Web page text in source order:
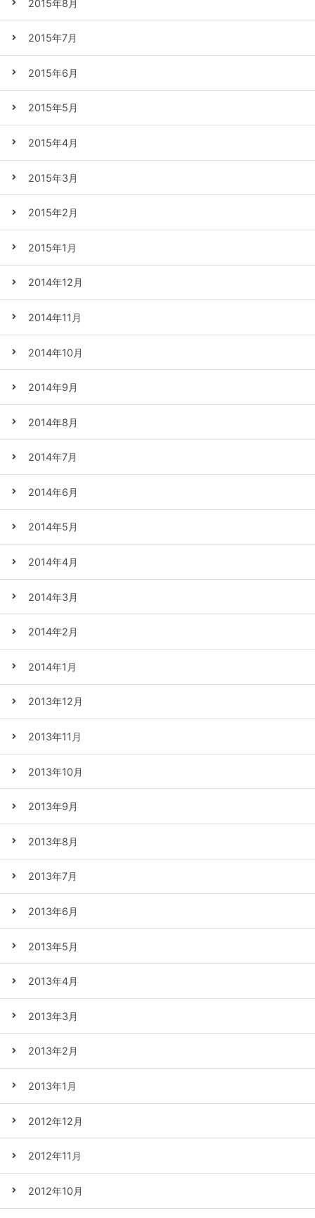
2015年8月
2015年7月
2015年6月
2015年5月
2015年4月
2015年3月
2015年2月
2015年1月
2014年12月
2014年11月
2014年10月
2014年9月
2014年8月
2014年7月
2014年6月
2014年5月
2014年4月
2014年3月
2014年2月
2014年1月
2013年12月
2013年11月
2013年10月
2013年9月
2013年8月
2013年7月
2013年6月
2013年5月
2013年4月
2013年3月
2013年2月
2013年1月
2012年12月
2012年11月
2012年10月